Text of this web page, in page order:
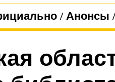
/ Анонсы